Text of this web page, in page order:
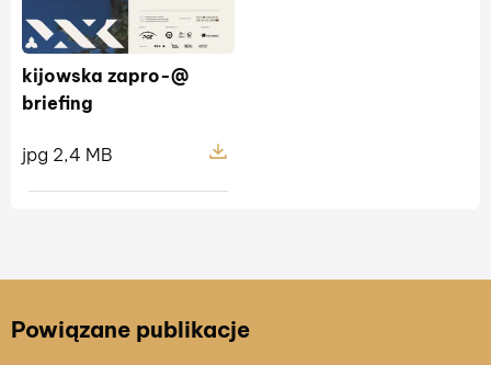
kijowska zapro-@
briefing
jpg 2,4 MB
Powiązane publikacje